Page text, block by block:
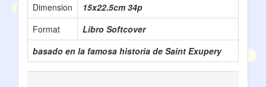
Dimension
15x22.5cm 34p
Format
Libro Softcover
basado en la famosa historia de Saint Exupery